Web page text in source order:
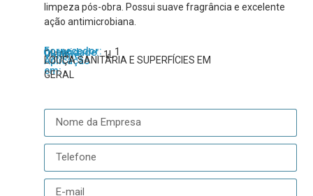
limpeza pós-obra. Possui suave fragrância e excelente
ação antimicrobiana.
Fornecedor:
Oleak
Quantidade: 1
Volume: 1L
Aplicação
em:
LOUÇA SANITÁRIA E SUPERFÍCIES EM
GERAL